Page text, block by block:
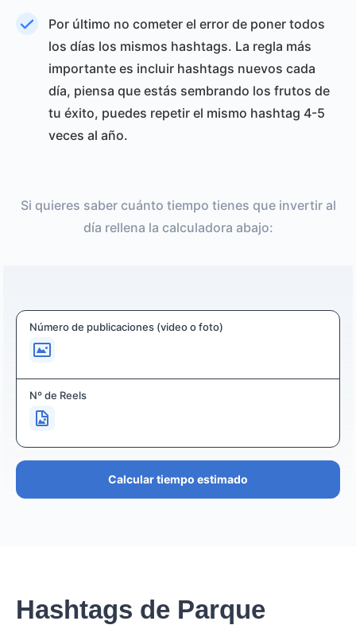
Por último no cometer el error de poner todos
los días los mismos hashtags. La regla más
importante es incluir hashtags nuevos cada
día, piensa que estás sembrando los frutos de
tu éxito, puedes repetir el mismo hashtag 4-5
veces al año.
Si quieres saber cuánto tiempo tienes que invertir al
día rellena la calculadora abajo:
Número de publicaciones (video o foto)
Nº de Reels
Calcular tiempo estimado
Hashtags de Parque